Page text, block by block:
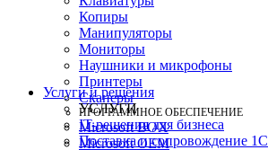
Копиры
Манипуляторы
Мониторы
Наушники и микрофоны
Принтеры
Сканеры
ПРОГРАММНОЕ ОБЕСПЕЧЕНИЕ
Microsoft BOX
Microsoft OEM
Услуги и решения
УСЛУГИ
IT-решения для бизнеса
Поставка и сопровождение 1C